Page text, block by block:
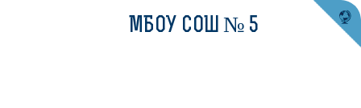
МБОУ СОШ № 5